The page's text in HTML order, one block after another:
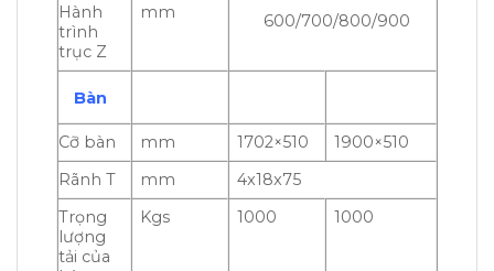
Hành
trình
trục Z
mm 600/700/800/900
Bàn
Cỡ bàn mm 1702×510
1900×510
Rãnh T
mm
4x18x75
Trọng
lượng
tải của
Kgs 1000 1000